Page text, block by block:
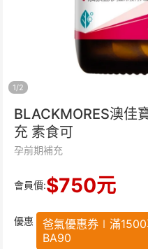
1/2
BLACKMORES澳佳
充 素食可
孕前期補充
會員價:$750元
優惠
爸氣優惠券∣滿
BA90